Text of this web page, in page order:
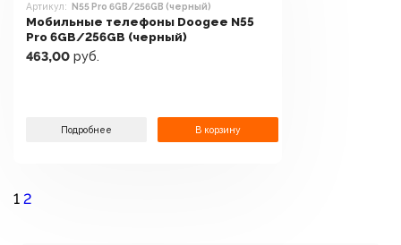
Артикул: N55 Pro 6GB/256GB (черный)
Мобильные телефоны Doogee N55
Pro 6GB/256GB (черный)
463,00 руб.
Подробнее В корзину
1 2